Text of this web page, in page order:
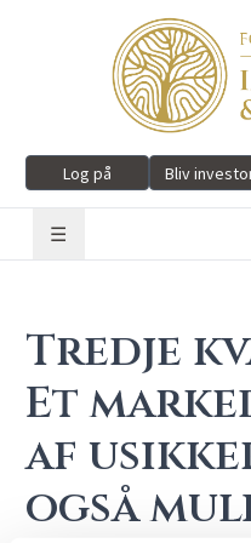
Log på Bliv
☰
Tredje
Et
af
også